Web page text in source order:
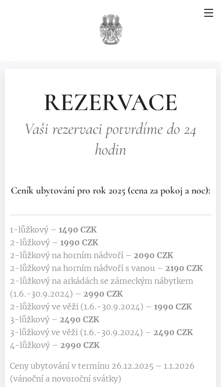
REZERVACE
Vaši rezervaci potvrdíme do 24
hodin
Ceník ubytování pro rok 2025 (cena za pokoj a noc):
1-lůžkový – 1490 CZK
2-lůžkový – 1990 CZK
2-lůžkový na horním nádvoří – 2090 CZK
2-lůžkový na horním nádvoří s vanou – 2190 CZK
2-lůžkový na arkádách se zámeckým nábytkem
(1.6.-30.9.2024) – 2990 CZK
2-lůžkový ve věži (1.6.-30.9.2024) – 1990 CZK
3-lůžkový – 2490 CZK
3-lůžkový ve věži (1.6.-30.9.2024) – 2490 CZK
4-lůžkový – 2990 CZK
Ceny ubytování v termínu 26.12.2025 – 1.1.2026
(vánoční a novoroční svátky)